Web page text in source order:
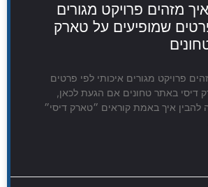
מזהים פרויקט מגורים
שמופיעים על טארק
פרויקט מגורים איכותי לפי פרטים
דיסי באתר טחונים אם הגעת לכאן,
איך באמת קוראים ״טארק דיסי״